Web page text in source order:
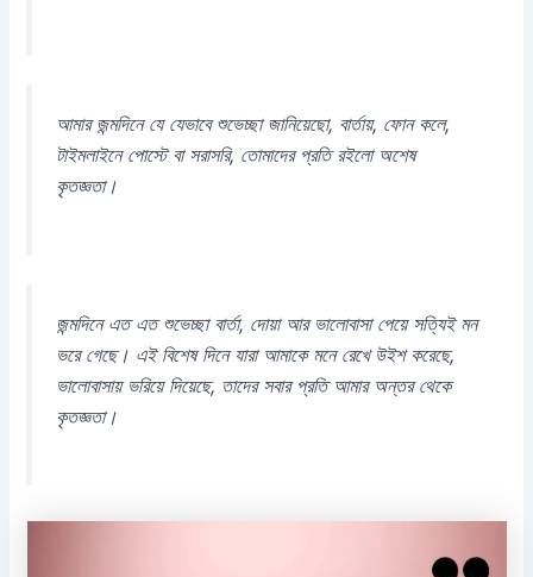
আমার জন্মদিনে যে যেভাবে শুভেচ্ছা জানিয়েছো, বার্তায়, ফোন কলে,
টাইমলাইনে পোস্টে বা সরাসরি, তোমাদের প্রতি রইলো অশেষ
কৃতজ্ঞতা।
জন্মদিনে এত এত শুভেচ্ছা বার্তা, দোয়া আর ভালোবাসা পেয়ে সত্যিই মন
ভরে গেছে। এই বিশেষ দিনে যারা আমাকে মনে রেখে উইশ করেছে,
ভালোবাসায় ভরিয়ে দিয়েছে, তাদের সবার প্রতি আমার অন্তর থেকে
কৃতজ্ঞতা।